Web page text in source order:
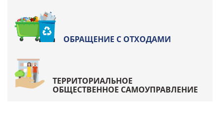
ОБРАЩЕНИЕ С ОТХОДАМИ
ТЕРРИТОРИАЛЬНОЕ
ОБЩЕСТВЕННОЕ САМОУПРАВЛЕНИЕ